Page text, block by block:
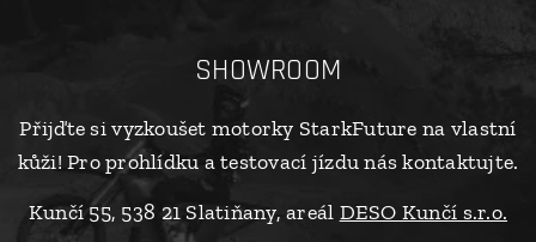
SHOWROOM
Přijďte si vyzkoušet motorky StarkFuture na vlastní
kůži! Pro prohlídku a testovací jízdu nás kontaktujte.
Kunčí 55, 538 21 Slatiňany, areál DESO Kunčí s.r.o.